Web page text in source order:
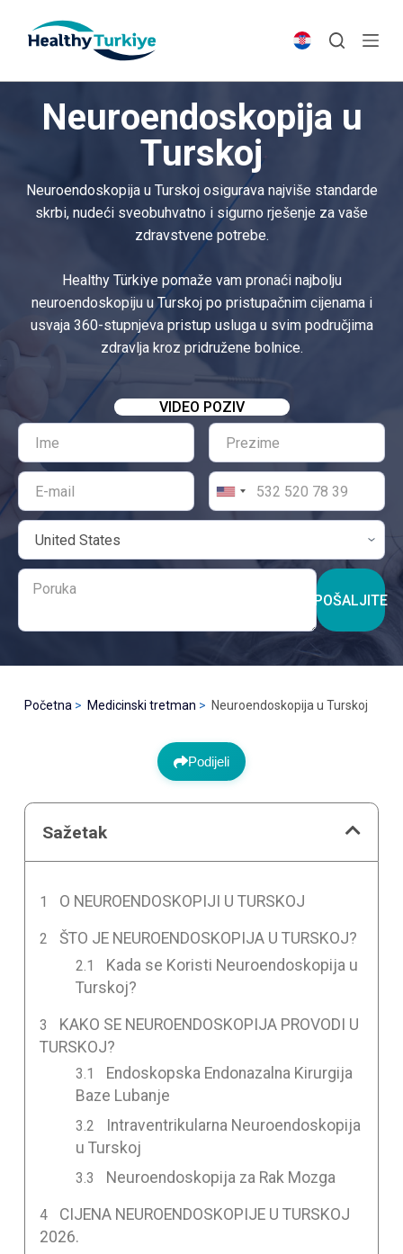
p
Neuroendoskopija u
Turskoj
Neuroendoskopija u Turskoj osigurava najviše standarde
skrbi, nudeći sveobuhvatno i sigurno rješenje za vaše
zdravstvene potrebe.
Healthy Türkiye pomaže vam pronaći najbolju
neuroendoskopiju u Turskoj po pristupačnim cijenama i
usvaja 360-stupnjeva pristup usluga u svim područjima
zdravlja kroz pridružene bolnice.
VIDEO POZIV
POŠALJITE
Početna Medicinski tretman Neuroendoskopija u Turskoj
Podijeli
Sažetak
O NEUROENDOSKOPIJI U TURSKOJ
ŠTO JE NEUROENDOSKOPIJA U TURSKOJ?
Kada se Koristi Neuroendoskopija u
Turskoj?
KAKO SE NEUROENDOSKOPIJA PROVODI U
TURSKOJ?
Endoskopska Endonazalna Kirurgija
Baze Lubanje
Intraventrikularna Neuroendoskopija
u Turskoj
Neuroendoskopija za Rak Mozga
CIJENA NEUROENDOSKOPIJE U TURSKOJ
2026.